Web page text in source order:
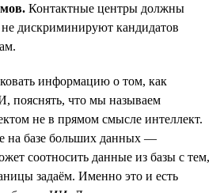
Контактные центры должны
не дискриминируют кандидатов
информацию о том, как
пояснять, что мы называем
не в прямом смысле интеллект.
на базе больших данных —
соотносить данные из базы с тем,
задаём. Именно это и есть